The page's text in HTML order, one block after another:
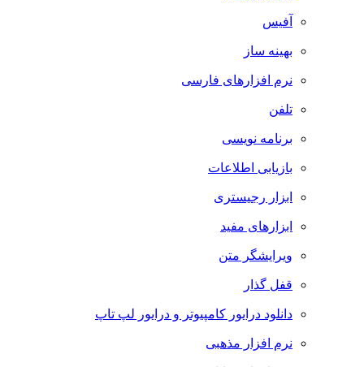
آفیس
بهینه ساز
نرم افزارهای فارسی
تلفن
برنامه نویسی
بازیابی اطلاعات
ابزار رجیستری
ابزارهای مفید
ویرایشگر متن
قفل گذار
دانلود درایور کامپیوتر و درایور لپ تاپ
نرم افزار مذهبی